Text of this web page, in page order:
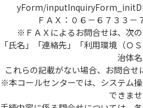
yForm/
ＦＡＸ：０６－６７３３－
※ＦＡＸによるお問合せは、次の
「氏名」「連絡先」「利用環境（Ｏ
治体名
これらの記載がない場合、お問合せ
※本コールセンターでは、システム
できませ